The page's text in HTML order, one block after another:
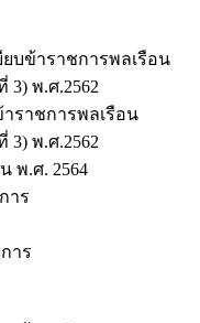
บข้าราชการพลเรือน
3) พ.ศ.2562
ราชการพลเรือน
3) พ.ศ.2562
พ.ศ. 2564
าร
าร